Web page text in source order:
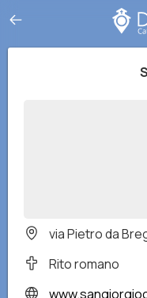
via Pietro da
Rito romano